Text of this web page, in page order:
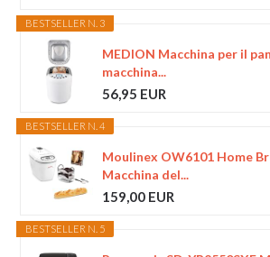
BESTSELLER N. 3
MEDION Macchina per il
macchina...
56,95 EUR
BESTSELLER N. 4
Moulinex OW6101 Home
Macchina del...
159,00 EUR
BESTSELLER N. 5